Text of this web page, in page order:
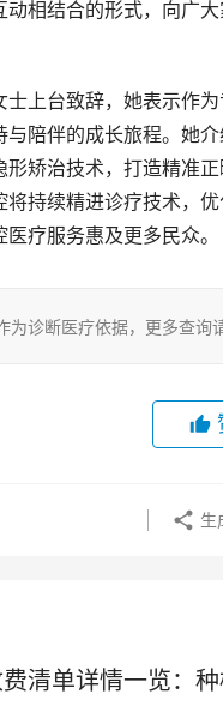
相结合的形式，向广
上台致辞，她表示作
陪伴的成长旅程。她
矫治技术，打造精准
持续精进诊疗技术，
疗服务惠及更多民众。
为诊断医疗依据，更多查询
生
费清单详情一览：